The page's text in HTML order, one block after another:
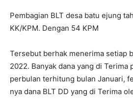
Pembagian BLT desa batu ejung
KK/KPM. Dengan 54 KPM
Tersebut berhak menerima setiap
2022. Banyak dana yang di Terima
perbulan terhitung bulan Januari,
nya dana BLT DD yang di Terima